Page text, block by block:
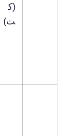
(ك
ت)